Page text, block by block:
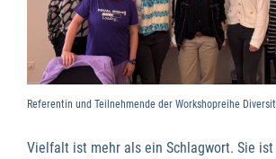
Referentin und Teilnehmende der Workshopreihe
Vielfalt ist mehr als ein Schlagwort. Sie